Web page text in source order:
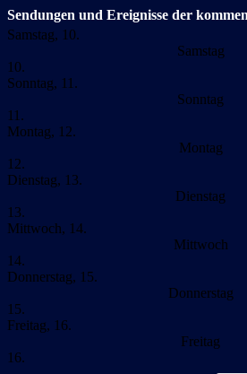
Sendungen und Ereignisse der
Samstag, 10.
Samstag
10.
Sonntag, 11.
Sonntag
11.
Montag, 12.
Montag
12.
Dienstag, 13.
Dienstag
13.
Mittwoch, 14.
Mittwoch
14.
Donnerstag, 15.
Donnerstag
15.
Freitag, 16.
Freitag
16.